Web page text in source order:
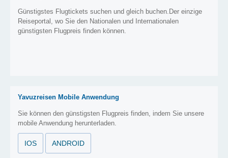
Günstigstes Flugtickets suchen und gleich buchen.Der einzige
Reiseportal, wo Sie den Nationalen und Internationalen
günstigsten Flugpreis finden können.
Yavuzreisen Mobile Anwendung
Sie können den günstigsten Flugpreis finden, indem Sie unsere
mobile Anwendung herunterladen.
IOS ANDROID